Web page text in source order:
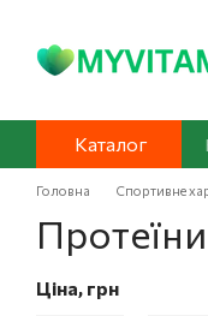
Каталог
Головна Спортивне
Протеїни
Ціна, грн